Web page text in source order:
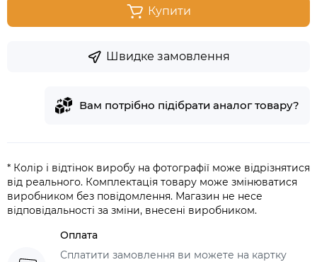
Купити
Швидке замовлення
Вам потрібно підібрати аналог товару?
* Колір і відтінок виробу на фотографії може відрізнятися
від реального. Комплектація товару може змінюватися
виробником без повідомлення. Магазин не несе
відповідальності за зміни, внесені виробником.
Оплата
Сплатити замовлення ви можете на картку